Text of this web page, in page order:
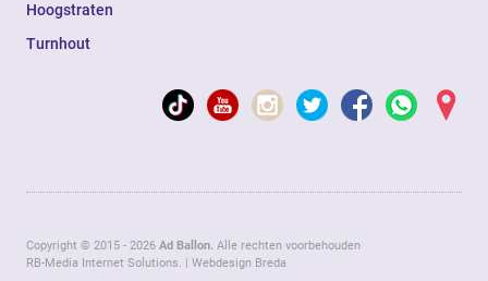
Hoogstraten
Turnhout
Copyright © 2015 - 2026 Ad Ballon. Alle rechten voorbehouden
RB-Media Internet Solutions. | Webdesign Breda